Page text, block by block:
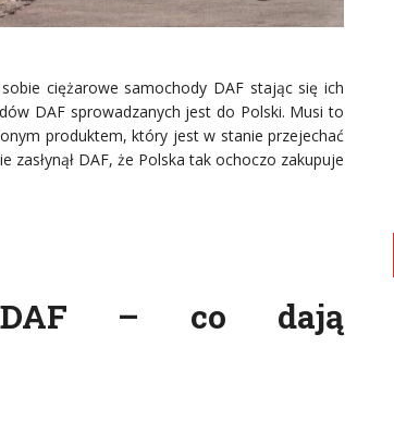
ciężarowe samochody DAF stając się ich
DAF sprowadzanych jest do Polski. Musi to
produktem, który jest w stanie przejechać
DAF, że Polska tak ochoczo zakupuje
DAF – co dają